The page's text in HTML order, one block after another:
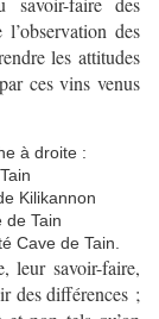
des
les attitudes
ces vins venus
à droite :
Kilikannon
Tain
Cave de Tain.
leur savoir-faire,
des différences ;